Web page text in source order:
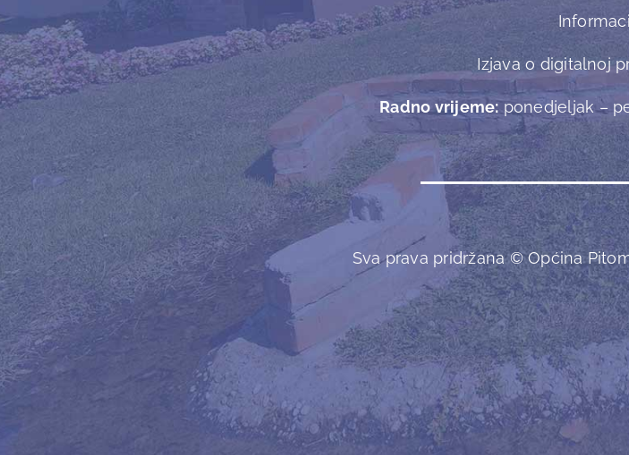
Izjava o digitalnoj
Radno vrijeme:ponedjeljak –
Sva prava pridržana © Općina